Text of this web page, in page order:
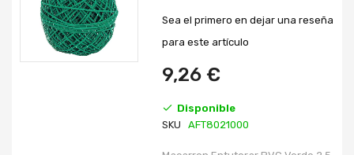
galería
imágenes
galeríaSea el primero en dejar una reseña
para este artículo
9,26 €
Disponible
SKU
AFT8021000